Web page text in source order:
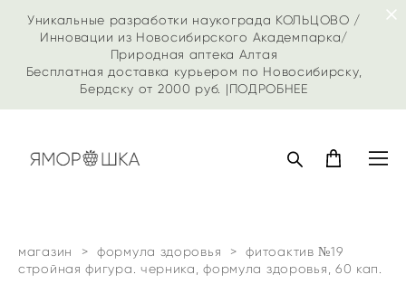
Уникальные разработки наукограда КОЛЬЦОВО /
Инновации из Новосибирского Академпарка/
Природная аптека Алтая
Бесплатная доставка курьером по Новосибирску,
Бердску от 2000 руб. |ПОДРОБНЕЕ
магазин > формула здоровья >
фитоактив №19
стройная фигура. черника, формула здоровья, 60 кап.